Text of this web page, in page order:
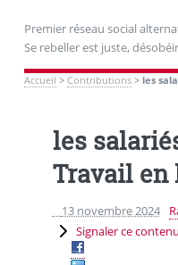
Premier réseau social
Se rebeller est juste,
Accueil > Contributions> les
les
Travail en
13 novembre 2024
Signaler ce